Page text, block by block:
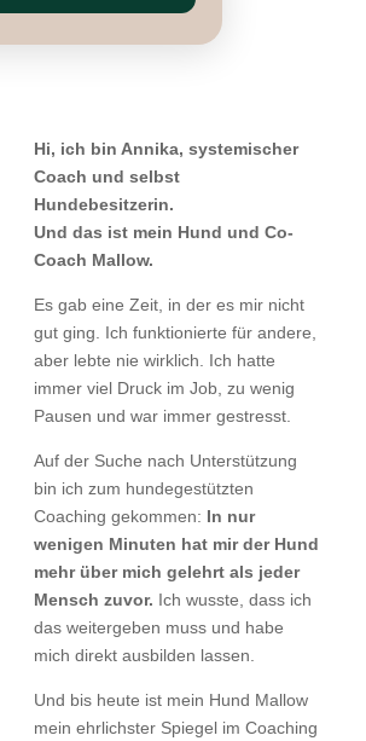
Hi, ich bin Annika, systemischer
Coach und selbst
Hundebesitzerin.
Und das ist mein Hund und Co-
Coach Mallow.
Es gab eine Zeit, in der es mir nicht
gut ging. Ich funktionierte für andere,
aber lebte nie wirklich. Ich hatte
immer viel Druck im Job, zu wenig
Pausen und war immer gestresst.
Auf der Suche nach Unterstützung
bin ich zum hundegestützten
Coaching gekommen: In nur
wenigen Minuten hat mir der Hund
mehr über mich gelehrt als jeder
Mensch zuvor. Ich wusste, dass ich
das weitergeben muss und habe
mich direkt ausbilden lassen.
Und bis heute ist mein Hund Mallow
mein ehrlichster Spiegel im Coaching